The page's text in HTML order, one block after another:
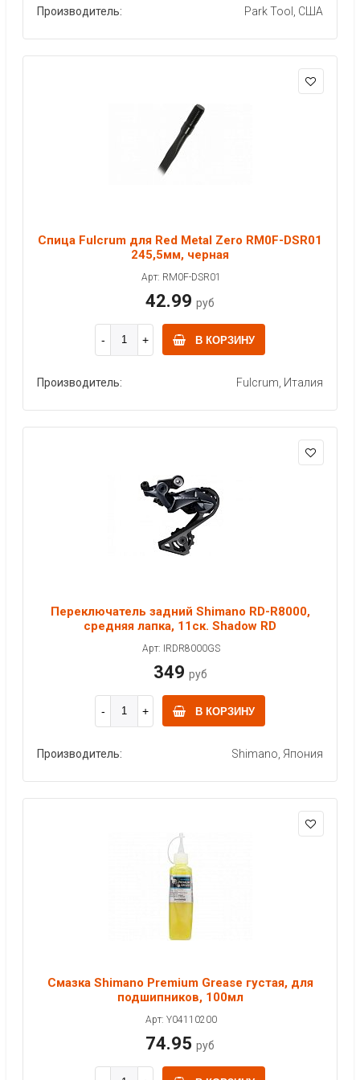
Производитель: Park Tool, США
Спица Fulcrum для Red Metal Zero RM0F-DSR01
245,5мм, черная
Арт: RM0F-DSR01
42.99 руб
В КОРЗИНУ
Производитель: Fulcrum, Италия
Переключатель задний Shimano RD-R8000,
средняя лапка, 11ск. Shadow RD
Арт: IRDR8000GS
349 руб
В КОРЗИНУ
Производитель: Shimano, Япония
Смазка Shimano Premium Grease густая, для
подшипников, 100мл
Арт: Y04110200
74.95 руб